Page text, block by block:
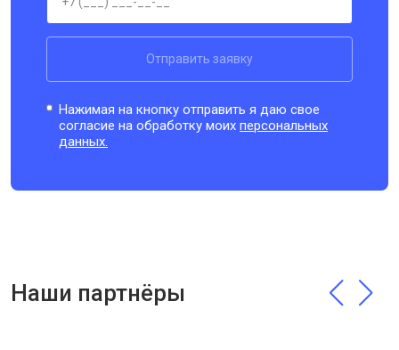
Отправить заявку
Нажимая на кнопку отправить я даю свое
согласие на обработку моихперсональных
данных.
Наши партнёры